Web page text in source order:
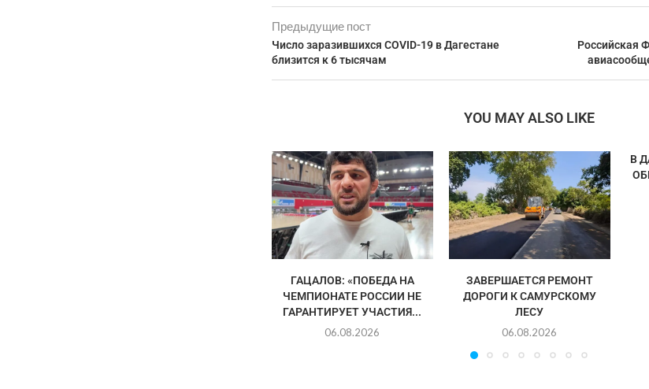
Предыдущие пост
Число заразившихся COVID-19 в Дагестане
близится к 6 тысячам
Российская
YOU MAY ALSO LIKE
ГАЦАЛОВ: «ПОБЕДА НА
ЧЕМПИОНАТЕ РОССИИ НЕ
ГАРАНТИРУЕТ УЧАСТИЯ...
06.08.2026
ЗАВЕРШАЕТСЯ РЕМОНТ
ДОРОГИ К САМУРСКОМУ
ЛЕСУ
06.08.2026
В